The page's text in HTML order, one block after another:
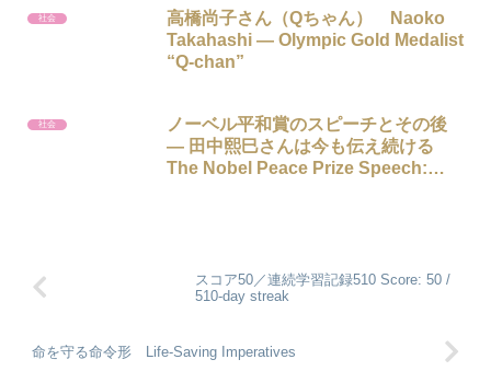
社会
高橋尚子さん（Qちゃん） Naoko
Takahashi — Olympic Gold Medalist
“Q-chan”
社会
ノーベル平和賞のスピーチとその後
― 田中熙巳さんは今も伝え続ける
The Nobel Peace Prize Speech:
スコア50／連続学習記録510 Score: 50 /
510-day streak
命を守る命令形 Life-Saving Imperatives